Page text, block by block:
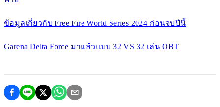
ข้อมูลเกี่ยวกับ Free Fire World Series 2024 ก่อนจบปีนี้
Garena Delta Force มาแล้วแบบ 32 VS 32 เล่น OBT